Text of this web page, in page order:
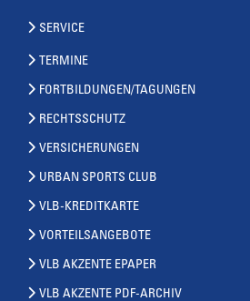
SERVICE
TERMINE
FORTBILDUNGEN/TAGUNGEN
RECHTSSCHUTZ
VERSICHERUNGEN
URBAN SPORTS CLUB
VLB-KREDITKARTE
VORTEILSANGEBOTE
VLB AKZENTE EPAPER
VLB AKZENTE PDF-ARCHIV